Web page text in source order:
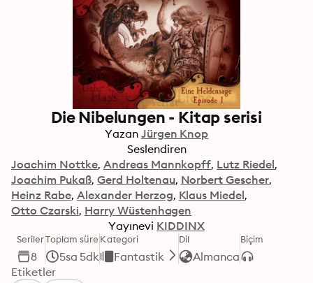
Die Nibelungen - Kitap serisi
Yazan Jürgen Knop
Seslendiren
Joachim Nottke Andreas Mannkopff Lutz Riedel
Joachim Pukaß Gerd Holtenau Norbert Gescher
Heinz Rabe Alexander Herzog Klaus Miedel
Otto Czarski Harry Wüstenhagen
Yayınevi KIDDINX
Seriler
8
Toplam süre
5sa 5dk
Kategori
Fantastik
Dil
Almanca
Biçim
Etiketler